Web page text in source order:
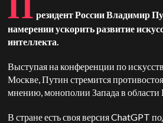
резидент России Владимир
намерении ускорить развитие
интеллекта.
Выступая на конференции по
Москве, Путин стремится
мнению, монополии Запада в
В стране есть своя версия ChatGPT